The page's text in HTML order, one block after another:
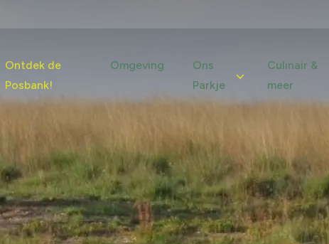
Ontdek de
Posbank!
Omgeving
Ons
Parkje
Culinair &
meer